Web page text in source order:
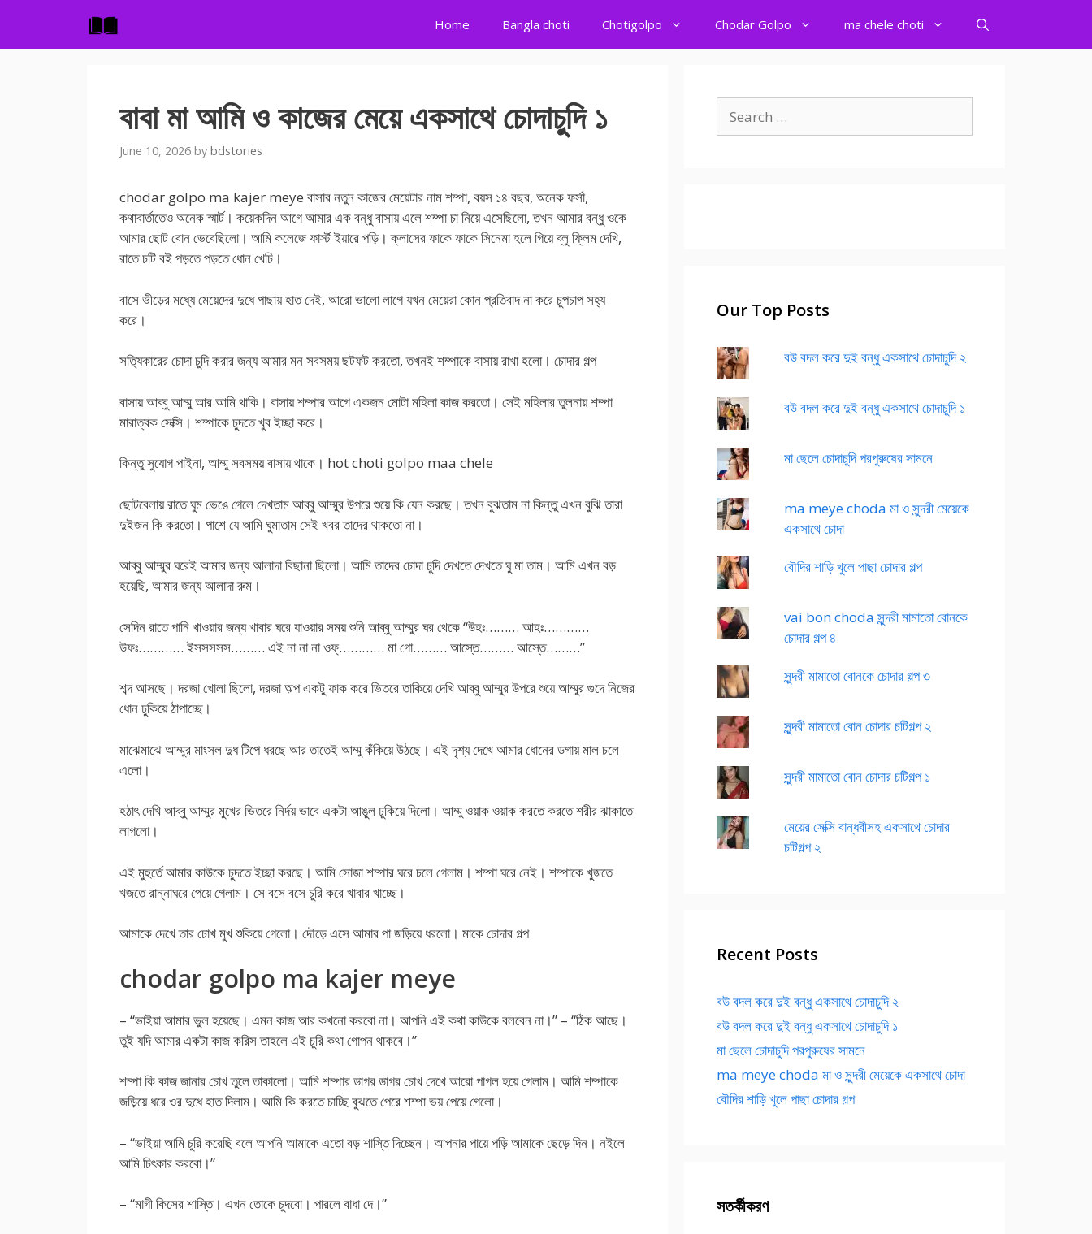
content
Home Bangla choti Chotigolpo Chodar Golpo ma chele choti
বাবা মা আমি ও কাজের মেয়ে একসাথে চোদাচুদি ১
June 10, 2026 by bdstories
chodar golpo ma kajer meye বাসার নতুন কাজের মেয়েটার নাম শম্পা, বয়স ১৪ বছর, অনেক ফর্সা,
কথাবার্তাতেও অনেক স্মার্ট। কয়েকদিন আগে আমার এক বন্ধু বাসায় এলে শম্পা চা নিয়ে এসেছিলো, তখন আমার বন্ধু ওকে
আমার ছোট বোন ভেবেছিলো। আমি কলেজে ফার্স্ট ইয়ারে পড়ি। ক্লাসের ফাকে ফাকে সিনেমা হলে গিয়ে ব্লু ফ্লিম দেখি,
রাতে চটি বই পড়তে পড়তে ধোন খেচি।
বাসে ভীড়ের মধ্যে মেয়েদের দুধে পাছায় হাত দেই, আরো ভালো লাগে যখন মেয়েরা কোন প্রতিবাদ না করে চুপচাপ সহ্য
করে।
সত্যিকারের চোদা চুদি করার জন্য আমার মন সবসময় ছটফট করতো, তখনই শম্পাকে বাসায় রাখা হলো। চোদার গল্প
বাসায় আব্বু আম্মু আর আমি থাকি। বাসায় শম্পার আগে একজন মোটা মহিলা কাজ করতো। সেই মহিলার তুলনায় শম্পা
মারাত্বক সেক্সি। শম্পাকে চুদতে খুব ইচ্ছা করে।
কিন্তু সুযোগ পাইনা, আম্মু সবসময় বাসায় থাকে। hot choti golpo maa chele
ছোটবেলায় রাতে ঘুম ভেঙে গেলে দেখতাম আব্বু আম্মুর উপরে শুয়ে কি যেন করছে। তখন বুঝতাম না কিন্তু এখন বুঝি তারা
দুইজন কি করতো। পাশে যে আমি ঘুমাতাম সেই খবর তাদের থাকতো না।
আব্বু আম্মুর ঘরেই আমার জন্য আলাদা বিছানা ছিলো। আমি তাদের চোদা চুদি দেখতে দেখতে ঘু মা তাম। আমি এখন বড়
হয়েছি, আমার জন্য আলাদা রুম।
সেদিন রাতে পানি খাওয়ার জন্য খাবার ঘরে যাওয়ার সময় শুনি আব্বু আম্মুর ঘর থেকে “উহঃ……… আহঃ…………
উফঃ………… ইসসসসস……… এই না না না ওফ্………… মা গো……… আস্তে……… আস্তে………”
শব্দ আসছে। দরজা খোলা ছিলো, দরজা অল্প একটু ফাক করে ভিতরে তাকিয়ে দেখি আব্বু আম্মুর উপরে শুয়ে আম্মুর গুদে নিজের
ধোন ঢুকিয়ে ঠাপাচ্ছে।
মাঝেমাঝে আম্মুর মাংসল দুধ টিপে ধরছে আর তাতেই আম্মু কঁকিয়ে উঠছে। এই দৃশ্য দেখে আমার ধোনের ডগায় মাল চলে
এলো।
হঠাৎ দেখি আব্বু আম্মুর মুখের ভিতরে নির্দয় ভাবে একটা আঙুল ঢুকিয়ে দিলো। আম্মু ওয়াক ওয়াক করতে করতে শরীর ঝাকাতে
লাগলো।
এই মুহুর্তে আমার কাউকে চুদতে ইচ্ছা করছে। আমি সোজা শম্পার ঘরে চলে গেলাম। শম্পা ঘরে নেই। শম্পাকে খুজতে
খজতে রান্নাঘরে পেয়ে গেলাম। সে বসে বসে চুরি করে খাবার খাচ্ছে।
আমাকে দেখে তার চোখ মুখ শুকিয়ে গেলো। দৌড়ে এসে আমার পা জড়িয়ে ধরলো। মাকে চোদার গল্প
chodar golpo ma kajer meye
– “ভাইয়া আমার ভুল হয়েছে। এমন কাজ আর কখনো করবো না। আপনি এই কথা কাউকে বলবেন না।” – “ঠিক আছে।
তুই যদি আমার একটা কাজ করিস তাহলে এই চুরি কথা গোপন থাকবে।”
শম্পা কি কাজ জানার চোখ তুলে তাকালো। আমি শম্পার ডাগর ডাগর চোখ দেখে আরো পাগল হয়ে গেলাম। আমি শম্পাকে
জড়িয়ে ধরে ওর দুধে হাত দিলাম। আমি কি করতে চাচ্ছি বুঝতে পেরে শম্পা ভয় পেয়ে গেলো।
– “ভাইয়া আমি চুরি করেছি বলে আপনি আমাকে এতো বড় শাস্তি দিচ্ছেন। আপনার পায়ে পড়ি আমাকে ছেড়ে দিন। নইলে
আমি চিৎকার করবো।”
– “মাগী কিসের শাস্তি। এখন তোকে চুদবো। পারলে বাধা দে।”
for:
Our Top Posts
বউ বদল করে দুই বন্ধু একসাথে চোদাচুদি ২
বউ বদল করে দুই বন্ধু একসাথে চোদাচুদি ১
মা ছেলে চোদাচুদি পরপুরুষের সামনে
ma meye choda মা ও সুন্দরী মেয়েকে
একসাথে চোদা
বৌদির শাড়ি খুলে পাছা চোদার গল্প
vai bon choda সুন্দরী মামাতো বোনকে
চোদার গল্প ৪
সুন্দরী মামাতো বোনকে চোদার গল্প ৩
সুন্দরী মামাতো বোন চোদার চটিগল্প ২
সুন্দরী মামাতো বোন চোদার চটিগল্প ১
মেয়ের সেক্সি বান্ধবীসহ একসাথে চোদার
চটিগল্প ২
Recent Posts
বউ বদল করে দুই বন্ধু একসাথে চোদাচুদি ২
বউ বদল করে দুই বন্ধু একসাথে চোদাচুদি ১
মা ছেলে চোদাচুদি পরপুরুষের সামনে
ma meye choda মা ও সুন্দরী মেয়েকে একসাথে চোদা
বৌদির শাড়ি খুলে পাছা চোদার গল্প
সতর্কীকরণ